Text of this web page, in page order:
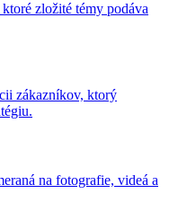
zložité témy podáva
zákazníkov, ktorý
na fotografie, videá a